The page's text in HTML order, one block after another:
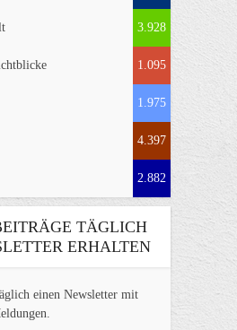
3.928
1.095
1.975
4.397
2.882
TÄGLICH
ERHALTEN
einen Newsletter mit